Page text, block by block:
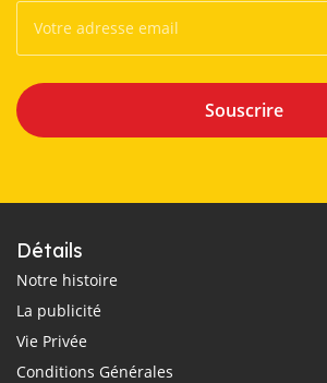
Souscrire
Détails
Notre histoire
La publicité
Vie Privée
Conditions Générales